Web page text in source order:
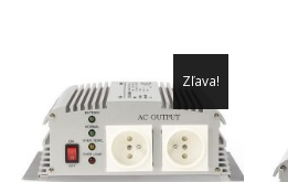
Zľava!